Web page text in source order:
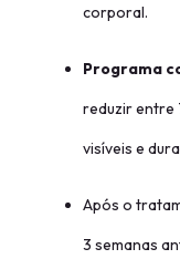
corporal.
Programa
reduzir entre
visíveis e
Após o
3 semanas